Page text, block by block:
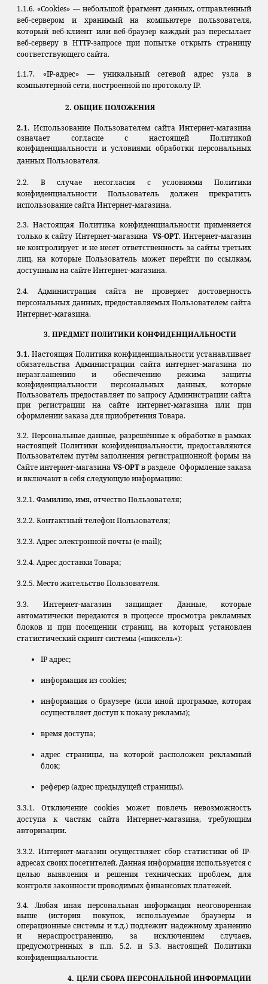
1.1.6. «Cookies» — небольшой фрагмент данных, отправленный
веб-сервером и хранимый на компьютере пользователя,
который веб-клиент или веб-браузер каждый раз пересылает
веб-серверу в HTTP-запросе при попытке открыть страницу
соответствующего сайта.
1.1.7. «IP-адрес» — уникальный сетевой адрес узла в
компьютерной сети, построенной по протоколу IP.
2. ОБЩИЕ ПОЛОЖЕНИЯ
2.1. Использование Пользователем сайта Интернет-магазина
означает согласие с настоящей Политикой
конфиденциальности и условиями обработки персональных
данных Пользователя.
2.2. В случае несогласия с условиями Политики
конфиденциальности Пользователь должен прекратить
использование сайта Интернет-магазина.
2.3. Настоящая Политика конфиденциальности применяется
только к сайту Интернет-магазина VS-OPT. Интернет-магазин
не контролирует и не несет ответственность за сайты третьих
лиц, на которые Пользователь может перейти по ссылкам,
доступным на сайте Интернет-магазина.
2.4. Администрация сайта не проверяет достоверность
персональных данных, предоставляемых Пользователем сайта
Интернет-магазина.
3. ПРЕДМЕТ ПОЛИТИКИ КОНФИДЕНЦИАЛЬНОСТИ
3.1. Настоящая Политика конфиденциальности устанавливает
обязательства Администрации сайта интернет-магазина по
неразглашению и обеспечению режима защиты
конфиденциальности персональных данных, которые
Пользователь предоставляет по запросу Администрации сайта
при регистрации на сайте интернет-магазина или при
оформлении заказа для приобретения Товара.
3.2. Персональные данные, разрешённые к обработке в рамках
настоящей Политики конфиденциальности, предоставляются
Пользователем путём заполнения регистрационной формы на
Сайте интернет-магазина VS-OPT в разделе Оформление заказа
и включают в себя следующую информацию:
3.2.1. Фамилию, имя, отчество Пользователя;
3.2.2. Контактный телефон Пользователя;
3.2.3. Адрес электронной почты (e-mail);
3.2.4. Адрес доставки Товара;
3.2.5. Место жительство Пользователя.
3.3. Интернет-магазин защищает Данные, которые
автоматически передаются в процессе просмотра рекламных
блоков и при посещении страниц, на которых установлен
статистический скрипт системы («пиксель»):
IP адрес;
информация из cookies;
информация о браузере (или иной программе, которая
осуществляет доступ к показу рекламы);
время доступа;
адрес страницы, на которой расположен рекламный
блок;
реферер (адрес предыдущей страницы).
3.3.1. Отключение cookies может повлечь невозможность
доступа к частям сайта Интернет-магазина, требующим
авторизации.
3.3.2. Интернет-магазин осуществляет сбор статистики об IP-
адресах своих посетителей. Данная информация используется с
целью выявления и решения технических проблем, для
контроля законности проводимых финансовых платежей.
3.4. Любая иная персональная информация неоговоренная
выше (история покупок, используемые браузеры и
операционные системы и т.д.) подлежит надежному хранению
и нераспространению, за исключением случаев,
предусмотренных в п.п. 5.2. и 5.3. настоящей Политики
конфиденциальности.
4. ЦЕЛИ СБОРА ПЕРСОНАЛЬНОЙ ИНФОРМАЦИИ